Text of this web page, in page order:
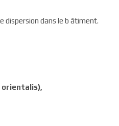
dispersion dans le b âtiment.